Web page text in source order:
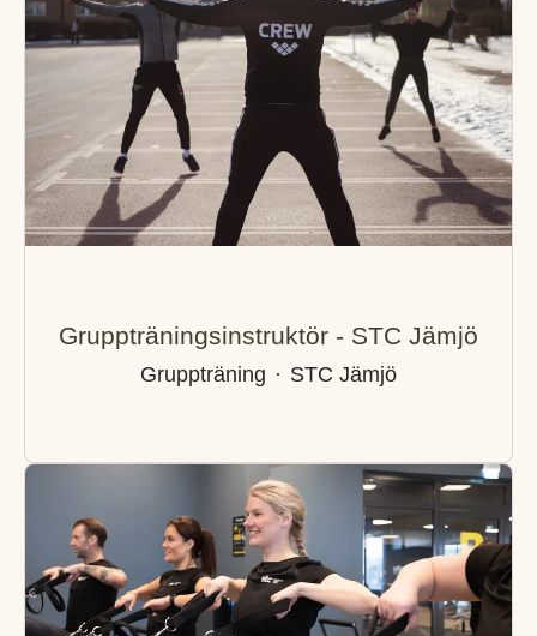
Gruppträningsinstruktör - STC Jämjö
Gruppträning · STC Jämjö